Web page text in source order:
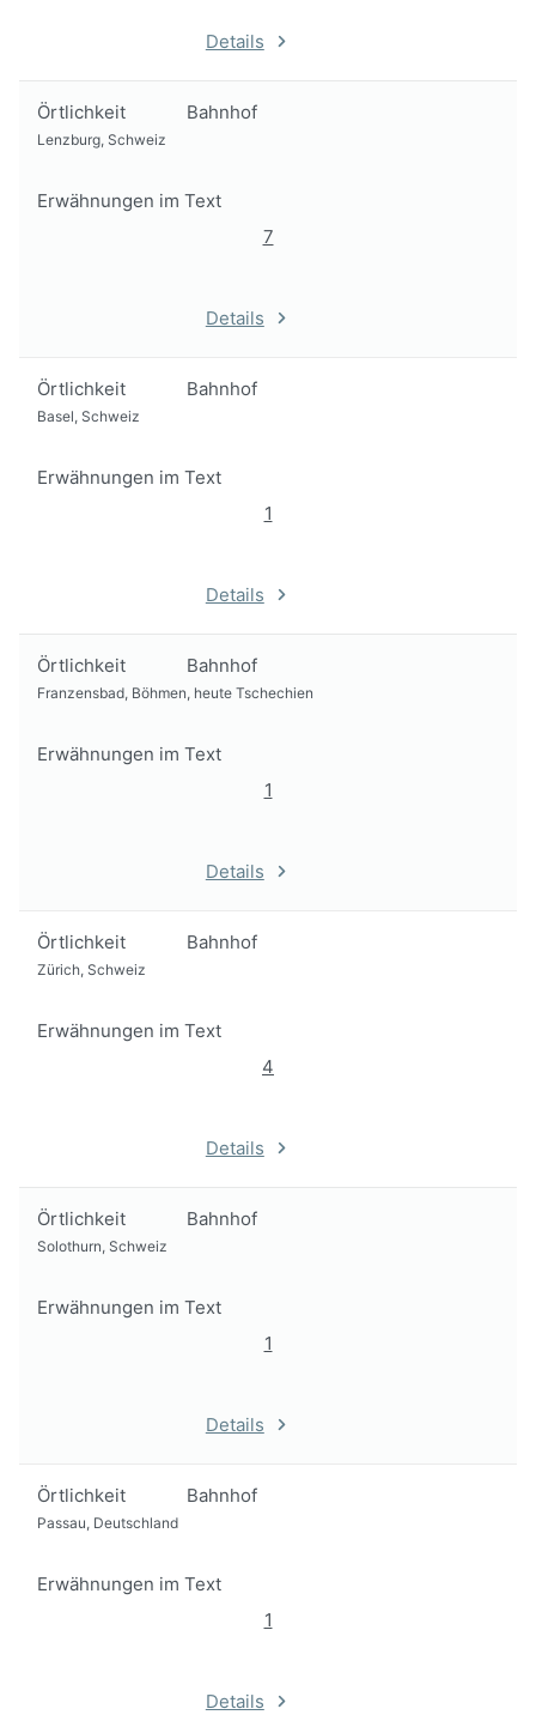
Details
Örtlichkeit Bahnhof
Lenzburg, Schweiz
Erwähnungen im Text
7
Details
Örtlichkeit Bahnhof
Basel, Schweiz
Erwähnungen im Text
1
Details
Örtlichkeit Bahnhof
Franzensbad, Böhmen, heute Tschechien
Erwähnungen im Text
1
Details
Örtlichkeit Bahnhof
Zürich, Schweiz
Erwähnungen im Text
4
Details
Örtlichkeit Bahnhof
Solothurn, Schweiz
Erwähnungen im Text
1
Details
Örtlichkeit Bahnhof
Passau, Deutschland
Erwähnungen im Text
1
Details